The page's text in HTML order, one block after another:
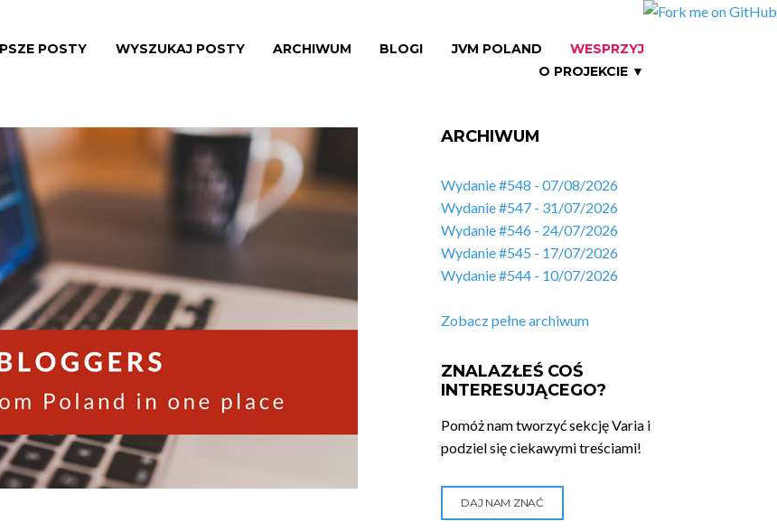
POSTY WYSZUKAJ POSTY ARCHIWUM BLOGI JVM POLAND
WESPRZYJ
O PROJEKCIE ▼
ARCHIWUM
Wydanie #548 - 07/08/2026
Wydanie #547 - 31/07/2026
Wydanie #546 - 24/07/2026
Wydanie #545 - 17/07/2026
Wydanie #544 - 10/07/2026
Zobacz pełne archiwum
ZNALAZŁEŚ COŚ
INTERESUJĄCEGO?
Pomóż nam tworzyć sekcję Varia i
podziel się ciekawymi treściami!
DAJ NAM ZNAĆ